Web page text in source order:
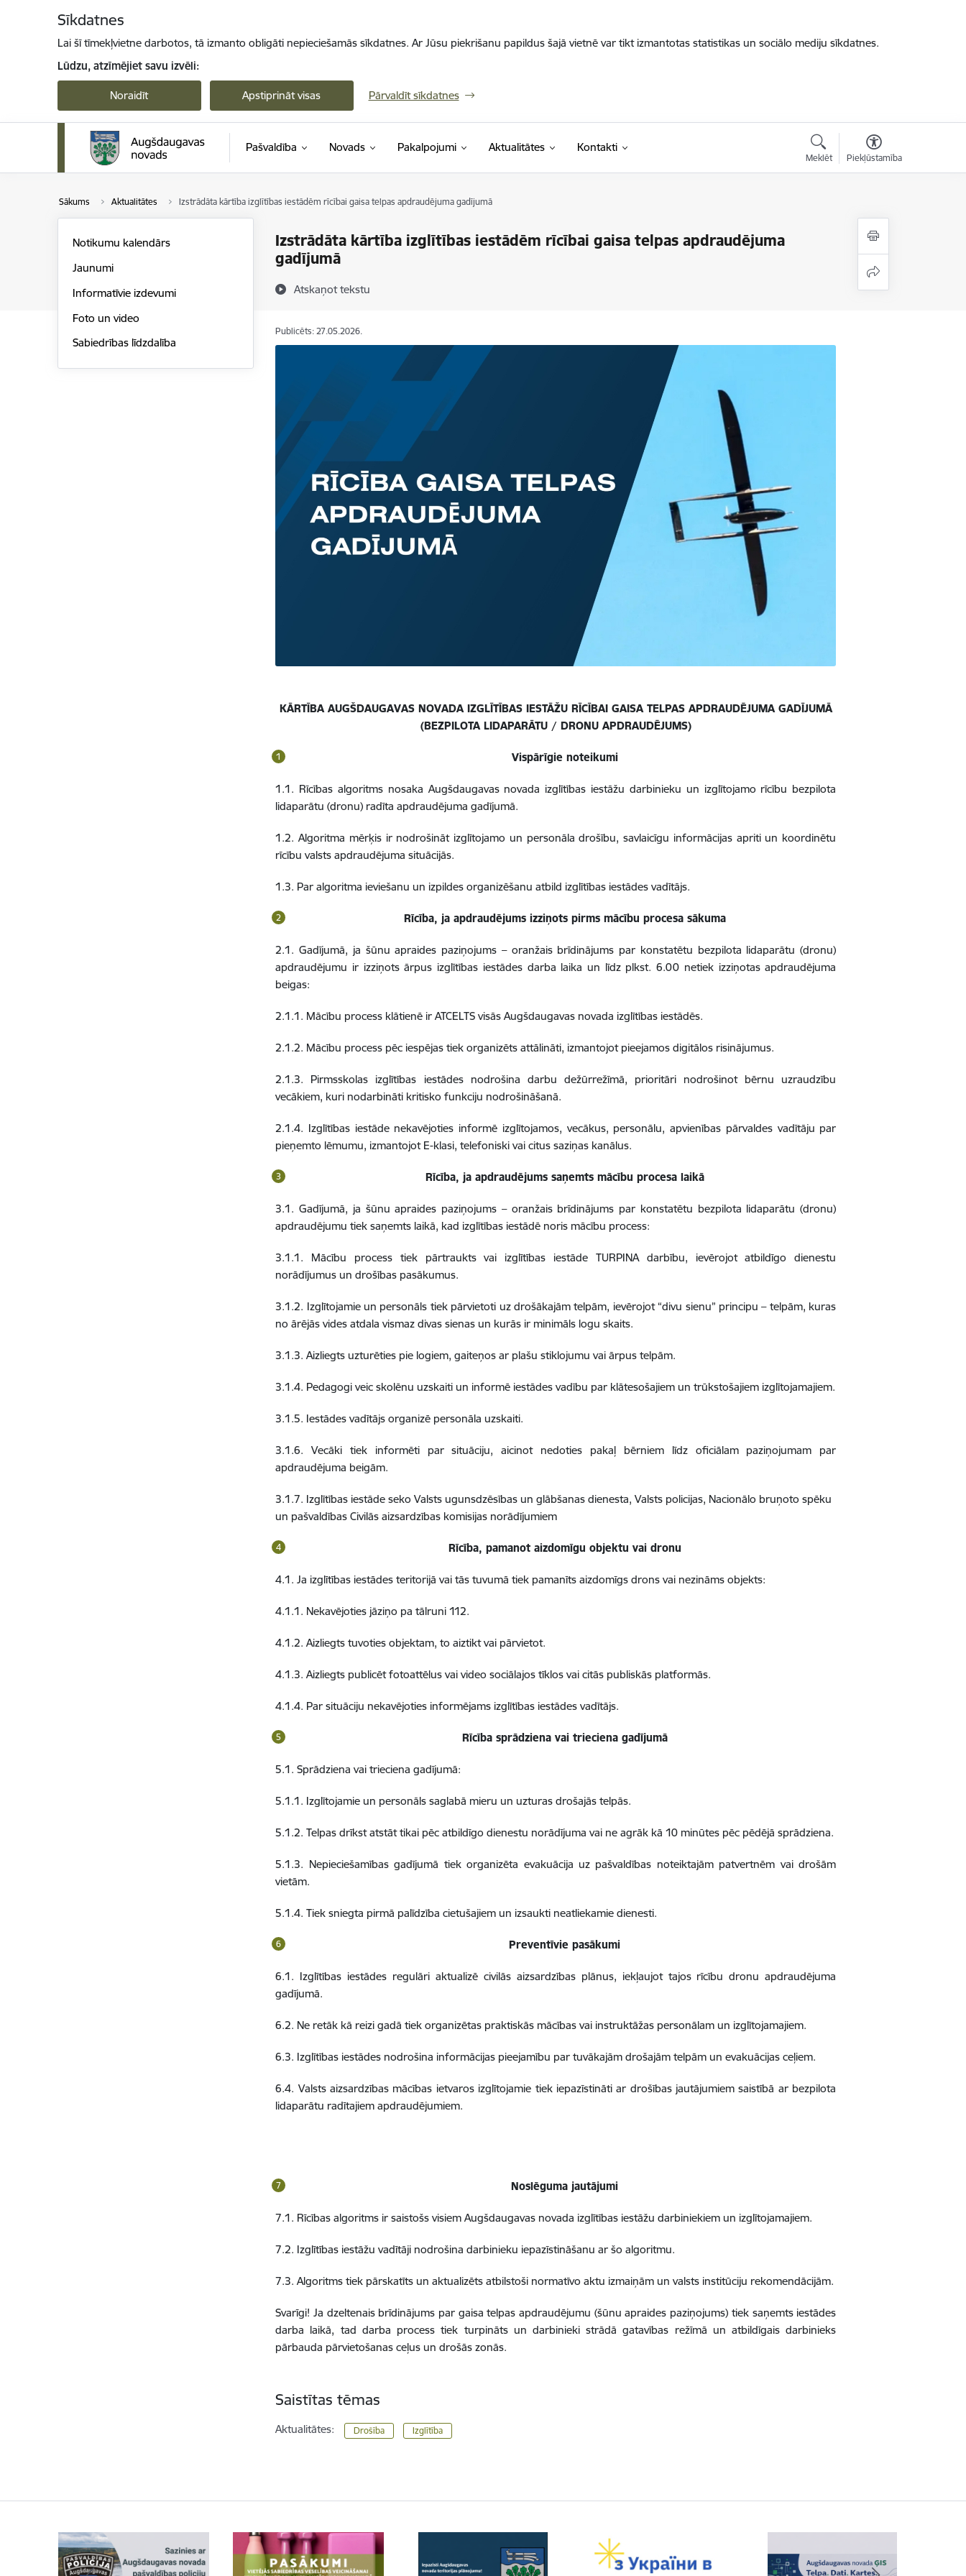
Sīkdatnes
Lai šī tīmekļvietne darbotos, tā izmanto obligāti nepieciešamās sīkdatnes. Ar Jūsu piekrišanu papildus šajā vietnē var tikt izmantotas statistikas un sociālo mediju sīkdatnes.
Lūdzu, atzīmējiet savu izvēli:
Noraidīt Apstiprināt visas Pārvaldīt sīkdatnes
Pašvaldība Novads Pakalpojumi Aktualitātes Kontakti
Meklēt Piekļūstamība
Sākums Aktualitātes Izstrādāta kārtība izglītības iestādēm rīcībai gaisa telpas apdraudējuma gadījumā
Izstrādāta kārtība izglītības iestādēm rīcībai gaisa telpas apdraudējuma
gadījumā
Atskaņot tekstu
Notikumu kalendārs
Jaunumi
Informatīvie izdevumi
Foto un video
Sabiedrības līdzdalība
Publicēts: 27.05.2026.
KĀRTĪBA AUGŠDAUGAVAS NOVADA IZGLĪTĪBAS IESTĀŽU RĪCĪBAI GAISA TELPAS APDRAUDĒJUMA GADĪJUMĀ
(BEZPILOTA LIDAPARĀTU / DRONU APDRAUDĒJUMS)
Vispārīgie noteikumi
1.1. Rīcības algoritms nosaka Augšdaugavas novada izglītības iestāžu darbinieku un izglītojamo rīcību bezpilota
lidaparātu (dronu) radīta apdraudējuma gadījumā.
1.2. Algoritma mērķis ir nodrošināt izglītojamo un personāla drošību, savlaicīgu informācijas apriti un koordinētu
rīcību valsts apdraudējuma situācijās.
1.3. Par algoritma ieviešanu un izpildes organizēšanu atbild izglītības iestādes vadītājs.
Rīcība, ja apdraudējums izziņots pirms mācību procesa sākuma
2.1. Gadījumā, ja šūnu apraides paziņojums – oranžais brīdinājums par konstatētu bezpilota lidaparātu (dronu)
apdraudējumu ir izziņots ārpus izglītības iestādes darba laika un līdz plkst. 6.00 netiek izziņotas apdraudējuma
beigas:
2.1.1. Mācību process klātienē ir ATCELTS visās Augšdaugavas novada izglītības iestādēs.
2.1.2. Mācību process pēc iespējas tiek organizēts attālināti, izmantojot pieejamos digitālos risinājumus.
2.1.3. Pirmsskolas izglītības iestādes nodrošina darbu dežūrrežīmā, prioritāri nodrošinot bērnu uzraudzību
vecākiem, kuri nodarbināti kritisko funkciju nodrošināšanā.
2.1.4. Izglītības iestāde nekavējoties informē izglītojamos, vecākus, personālu, apvienības pārvaldes vadītāju par
pieņemto lēmumu, izmantojot E-klasi, telefoniski vai citus saziņas kanālus.
Rīcība, ja apdraudējums saņemts mācību procesa laikā
3.1. Gadījumā, ja šūnu apraides paziņojums – oranžais brīdinājums par konstatētu bezpilota lidaparātu (dronu)
apdraudējumu tiek saņemts laikā, kad izglītības iestādē noris mācību process:
3.1.1. Mācību process tiek pārtraukts vai izglītības iestāde TURPINA darbību, ievērojot atbildīgo dienestu
norādījumus un drošības pasākumus.
3.1.2. Izglītojamie un personāls tiek pārvietoti uz drošākajām telpām, ievērojot “divu sienu” principu – telpām, kuras
no ārējās vides atdala vismaz divas sienas un kurās ir minimāls logu skaits.
3.1.3. Aizliegts uzturēties pie logiem, gaiteņos ar plašu stiklojumu vai ārpus telpām.
3.1.4. Pedagogi veic skolēnu uzskaiti un informē iestādes vadību par klātesošajiem un trūkstošajiem izglītojamajiem.
3.1.5. Iestādes vadītājs organizē personāla uzskaiti.
3.1.6. Vecāki tiek informēti par situāciju, aicinot nedoties pakaļ bērniem līdz oficiālam paziņojumam par
apdraudējuma beigām.
3.1.7. Izglītības iestāde seko Valsts ugunsdzēsības un glābšanas dienesta, Valsts policijas, Nacionālo bruņoto spēku
un pašvaldības Civilās aizsardzības komisijas norādījumiem
Rīcība, pamanot aizdomīgu objektu vai dronu
4.1. Ja izglītības iestādes teritorijā vai tās tuvumā tiek pamanīts aizdomīgs drons vai nezināms objekts:
4.1.1. Nekavējoties jāziņo pa tālruni 112.
4.1.2. Aizliegts tuvoties objektam, to aiztikt vai pārvietot.
4.1.3. Aizliegts publicēt fotoattēlus vai video sociālajos tīklos vai citās publiskās platformās.
4.1.4. Par situāciju nekavējoties informējams izglītības iestādes vadītājs.
Rīcība sprādziena vai trieciena gadījumā
5.1. Sprādziena vai trieciena gadījumā:
5.1.1. Izglītojamie un personāls saglabā mieru un uzturas drošajās telpās.
5.1.2. Telpas drīkst atstāt tikai pēc atbildīgo dienestu norādījuma vai ne agrāk kā 10 minūtes pēc pēdējā sprādziena.
5.1.3. Nepieciešamības gadījumā tiek organizēta evakuācija uz pašvaldības noteiktajām patvertnēm vai drošām
vietām.
5.1.4. Tiek sniegta pirmā palīdzība cietušajiem un izsaukti neatliekamie dienesti.
Preventīvie pasākumi
6.1. Izglītības iestādes regulāri aktualizē civilās aizsardzības plānus, iekļaujot tajos rīcību dronu apdraudējuma
gadījumā.
6.2. Ne retāk kā reizi gadā tiek organizētas praktiskās mācības vai instruktāžas personālam un izglītojamajiem.
6.3. Izglītības iestādes nodrošina informācijas pieejamību par tuvākajām drošajām telpām un evakuācijas ceļiem.
6.4. Valsts aizsardzības mācības ietvaros izglītojamie tiek iepazīstināti ar drošības jautājumiem saistībā ar bezpilota
lidaparātu radītajiem apdraudējumiem.
Noslēguma jautājumi
7.1. Rīcības algoritms ir saistošs visiem Augšdaugavas novada izglītības iestāžu darbiniekiem un izglītojamajiem.
7.2. Izglītības iestāžu vadītāji nodrošina darbinieku iepazīstināšanu ar šo algoritmu.
7.3. Algoritms tiek pārskatīts un aktualizēts atbilstoši normatīvo aktu izmaiņām un valsts institūciju rekomendācijām.
Svarīgi! Ja dzeltenais brīdinājums par gaisa telpas apdraudējumu (šūnu apraides paziņojums) tiek saņemts iestādes
darba laikā, tad darba process tiek turpināts un darbinieki strādā gatavības režīmā un atbildīgais darbinieks
pārbauda pārvietošanas ceļus un drošās zonās.
Saistītas tēmas
Aktualitātes: Drošība Izglītība